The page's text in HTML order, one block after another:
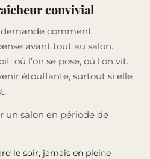
convivial
demande comment
avant tout au salon.
où l’on se pose, où l’on vit.
étouffante, surtout si elle
un salon en période de
le soir, jamais en pleine